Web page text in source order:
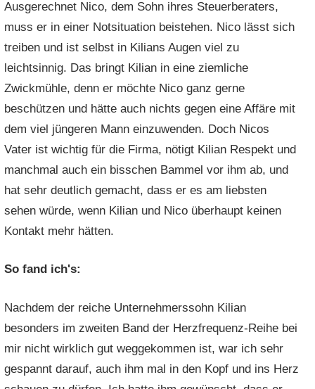
Ausgerechnet Nico, dem Sohn ihres Steuerberaters,
muss er in einer Notsituation beistehen. Nico lässt sich
treiben und ist selbst in Kilians Augen viel zu
leichtsinnig. Das bringt Kilian in eine ziemliche
Zwickmühle, denn er möchte Nico ganz gerne
beschützen und hätte auch nichts gegen eine Affäre mit
dem viel jüngeren Mann einzuwenden. Doch Nicos
Vater ist wichtig für die Firma, nötigt Kilian Respekt und
manchmal auch ein bisschen Bammel vor ihm ab, und
hat sehr deutlich gemacht, dass er es am liebsten
sehen würde, wenn Kilian und Nico überhaupt keinen
Kontakt mehr hätten.
So fand ich's:
Nachdem der reiche Unternehmerssohn Kilian
besonders im zweiten Band der Herzfrequenz-Reihe bei
mir nicht wirklich gut weggekommen ist, war ich sehr
gespannt darauf, auch ihm mal in den Kopf und ins Herz